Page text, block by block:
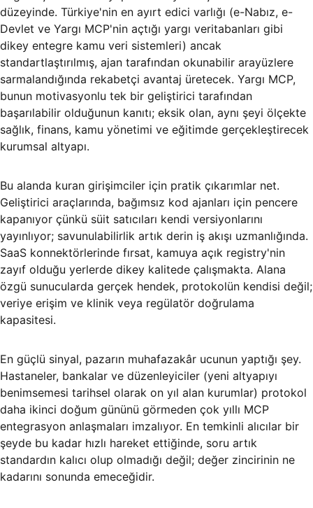
düzeyinde. Türkiye'nin en ayırt edici varlığı (e-Nabız, e-
Devlet ve Yargı MCP'nin açtığı yargı veritabanları gibi
dikey entegre kamu veri sistemleri) ancak
standartlaştırılmış, ajan tarafından okunabilir arayüzlere
sarmalandığında rekabetçi avantaj üretecek. Yargı MCP,
bunun motivasyonlu tek bir geliştirici tarafından
başarılabilir olduğunun kanıtı; eksik olan, aynı şeyi ölçekte
sağlık, finans, kamu yönetimi ve eğitimde gerçekleştirecek
kurumsal altyapı.
Bu alanda kuran girişimciler için pratik çıkarımlar net.
Geliştirici araçlarında, bağımsız kod ajanları için pencere
kapanıyor çünkü süit satıcıları kendi versiyonlarını
yayınlıyor; savunulabilirlik artık derin iş akışı uzmanlığında.
SaaS konnektörlerinde fırsat, kamuya açık registry'nin
zayıf olduğu yerlerde dikey kalitede çalışmakta. Alana
özgü sunucularda gerçek hendek, protokolün kendisi değil;
veriye erişim ve klinik veya regülatör doğrulama
kapasitesi.
En güçlü sinyal, pazarın muhafazakâr ucunun yaptığı şey.
Hastaneler, bankalar ve düzenleyiciler (yeni altyapıyı
benimsemesi tarihsel olarak on yıl alan kurumlar) protokol
daha ikinci doğum gününü görmeden çok yıllı MCP
entegrasyon anlaşmaları imzalıyor. En temkinli alıcılar bir
şeyde bu kadar hızlı hareket ettiğinde, soru artık
standardın kalıcı olup olmadığı değil; değer zincirinin ne
kadarını sonunda emeceğidir.